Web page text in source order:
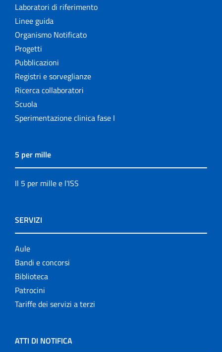
Laboratori di riferimento
Linee guida
Organismo Notificato
Progetti
Pubblicazioni
Registri e sorveglianze
Ricerca collaboratori
Scuola
Sperimentazione clinica fase I
5 per mille
Il 5 per mille e l'ISS
SERVIZI
Aule
Bandi e concorsi
Biblioteca
Patrocini
Tariffe dei servizi a terzi
ATTI DI NOTIFICA